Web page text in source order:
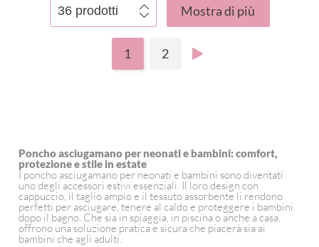
Mostra di più
1 2
Poncho asciugamano per neonati e bambini: comfort,
protezione e stile in estate
I poncho asciugamano per neonati e bambini sono diventati
uno degli accessori estivi essenziali. Il loro design con
cappuccio, il taglio ampio e il tessuto assorbente li rendono
perfetti per asciugare, tenere al caldo e proteggere i bambini
dopo il bagno. Che sia in spiaggia, in piscina o anche a casa,
offrono una soluzione pratica e sicura che piacerà sia ai
bambini che agli adulti.